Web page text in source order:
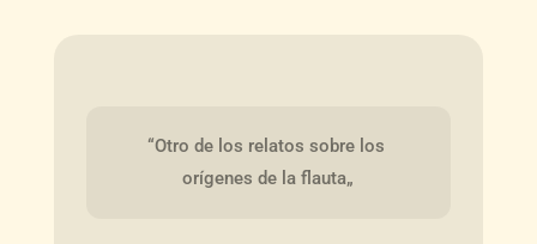
“Otro de los relatos sobre los
orígenes de la flauta„